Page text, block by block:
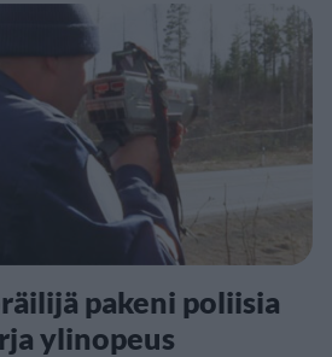
pakeni poliisia
ylinopeus